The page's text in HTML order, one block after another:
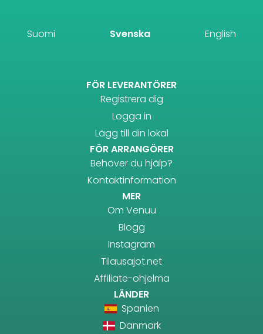
Suomi Svenska English
FÖR LEVERANTÖRER
Registrera dig
Logga in
Lägg till din lokal
FÖR ARRANGÖRER
Behöver du hjälp?
Kontaktinformation
MER
Om Venuu
Blogg
Instagram
Tilausajot.net
Affiliate-ohjelma
LÄNDER
Spanien
Danmark